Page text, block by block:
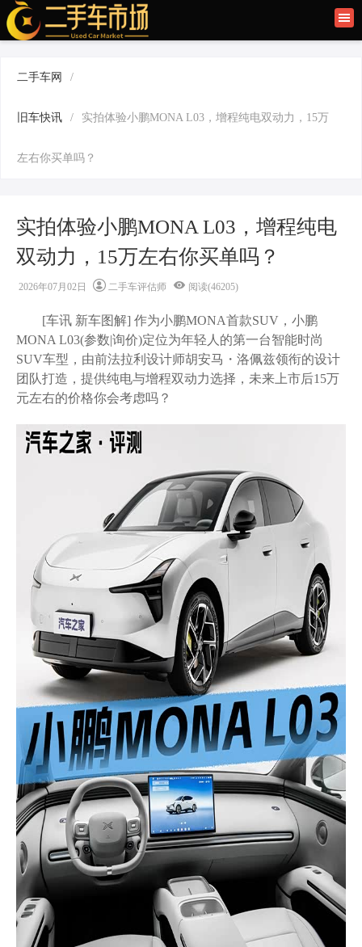
首页
二手车商
二手车网 /
旧车快讯 / 实拍体验小鹏MONA L03，增程纯电双动力，15万
左右你买单吗？
实拍体验小鹏MONA L03，增程纯电
双动力，15万左右你买单吗？
2026年07月02日 二手车评估师 阅读(46205)
[车讯 新车图解] 作为小鹏MONA首款SUV，小鹏
MONA L03(参数|询价)定位为年轻人的第一台智能时尚
SUV车型，由前法拉利设计师胡安马・洛佩兹领衔的设计
团队打造，提供纯电与增程双动力选择，未来上市后15万
元左右的价格你会考虑吗？